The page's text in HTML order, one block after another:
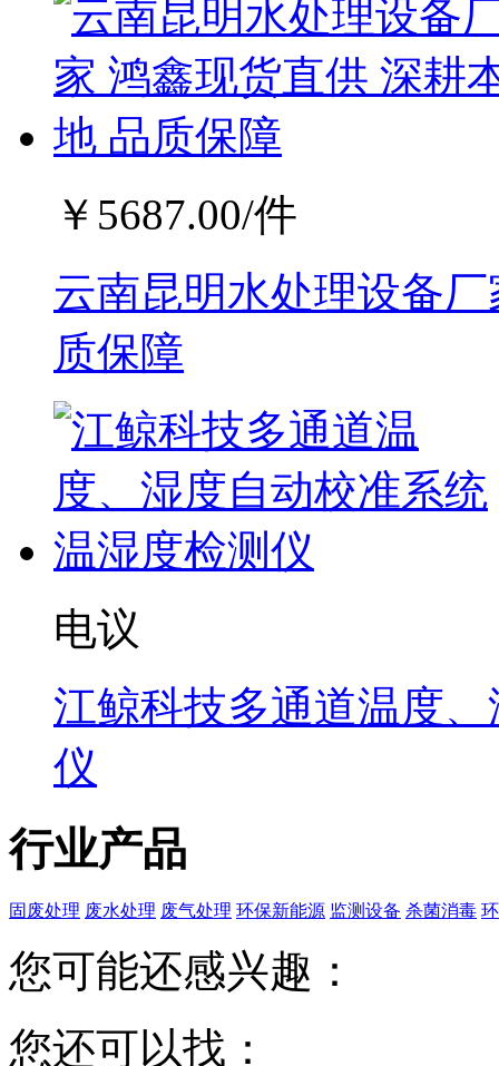
￥ 5687.00/件
云南昆明水处理设备
质保障
电议
江鲸科技多通道温度
仪
行业产品
固废处理 废水处理 废气处理 环保新能源 监测设备 杀菌消毒
您可能还感兴趣：
您还可以找：